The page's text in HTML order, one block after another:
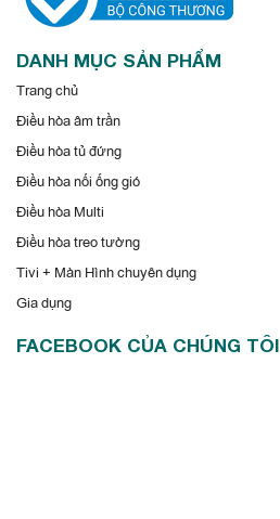
DANH MỤC SẢN PHẨM
Trang chủ
Điều hòa âm trần
Điều hòa tủ đứng
Điều hòa nối ống gió
Điều hòa Multi
Điều hòa treo tường
Tivi + Màn Hình chuyên dụng
Gia dụng
FACEBOOK CỦA CHÚNG TÔI